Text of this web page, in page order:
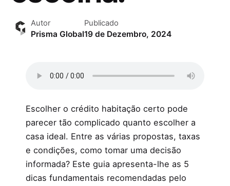
Autor
Prisma Global
Publicado
19 de Dezembro, 2024
Escolher o crédito habitação certo pode
parecer tão complicado quanto escolher a
casa ideal. Entre as várias propostas, taxas
e condições, como tomar uma decisão
informada? Este guia apresenta-lhe as 5
dicas fundamentais recomendadas pelo